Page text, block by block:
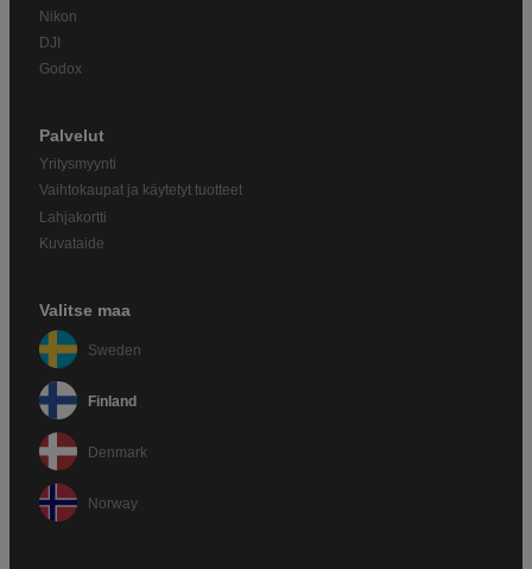
Nikon
DJI
Godox
Palvelut
Yritysmyynti
Vaihtokaupat ja käytetyt tuotteet
Lahjakortti
Kuvataide
Valitse maa
Sweden
Finland
Denmark
Norway